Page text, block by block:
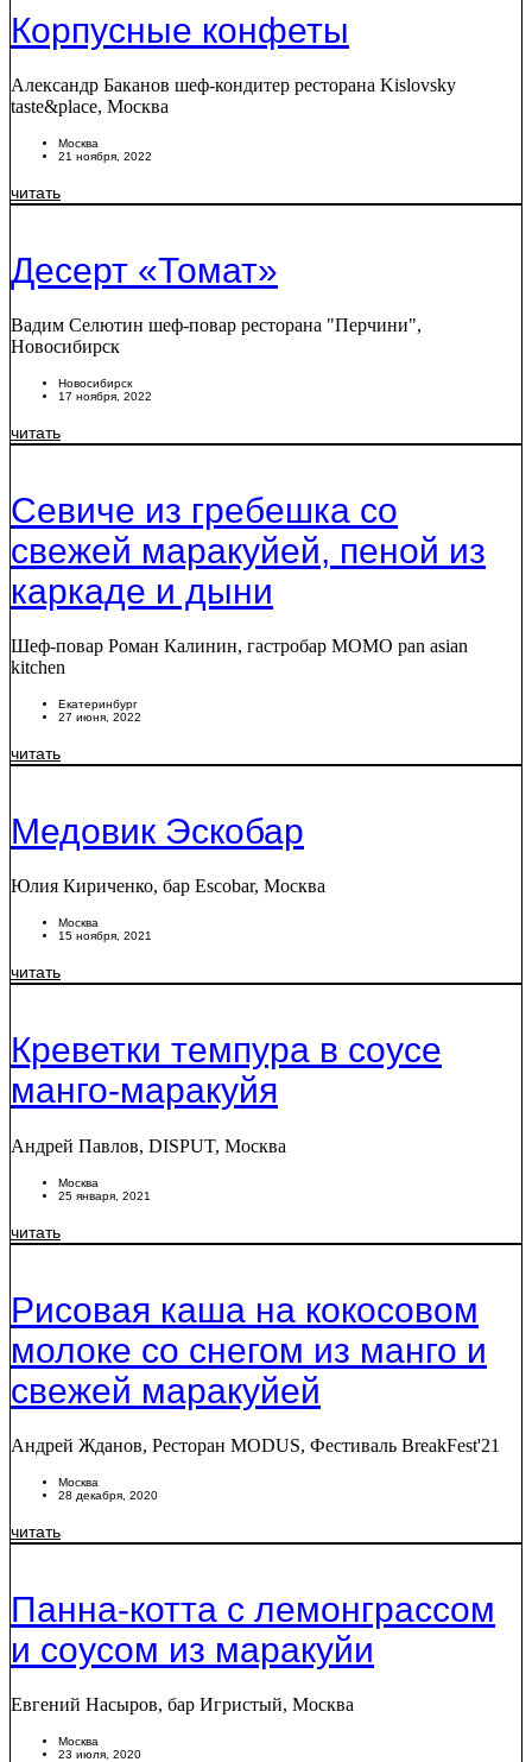
Корпусные конфеты
Александр Баканов шеф-кондитер ресторана Kislovsky
taste&place, Москва
Москва
21 ноября, 2022
читать
Десерт «Томат»
Вадим Селютин шеф-повар ресторана "Перчини",
Новосибирск
Новосибирск
17 ноября, 2022
читать
Севиче из гребешка со
свежей маракуйей, пеной из
каркаде и дыни
Шеф-повар Роман Калинин, гастробар MOMO pan asian
kitchen
Екатеринбург
27 июня, 2022
читать
Медовик Эскобар
Юлия Кириченко, бар Escobar, Москва
Москва
15 ноября, 2021
читать
Креветки темпура в соусе
манго-маракуйя
Андрей Павлов, DISPUT, Москва
Москва
25 января, 2021
читать
Рисовая каша на кокосовом
молоке со снегом из манго и
свежей маракуйей
Андрей Жданов, Ресторан MODUS, Фестиваль BreakFest'21
Москва
28 декабря, 2020
читать
Панна-котта с лемонграссом
и соусом из маракуйи
Евгений Насыров, бар Игристый, Москва
Москва
23 июля, 2020